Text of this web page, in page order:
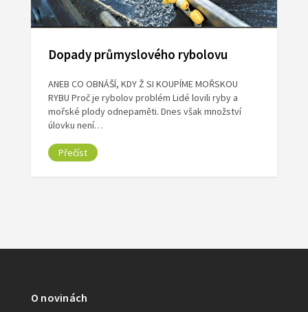
Dopady průmyslového rybolovu
ANEB CO OBNÁŠÍ, KDY Ž SI KOUPÍME MOŘSKOU
RYBU Proč je rybolov problém Lidé lovili ryby a
mořské plody odnepaměti. Dnes však množství
úlovku není…
Přečíst
O novinách